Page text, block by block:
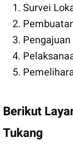
Survei
Berikut
Tukang